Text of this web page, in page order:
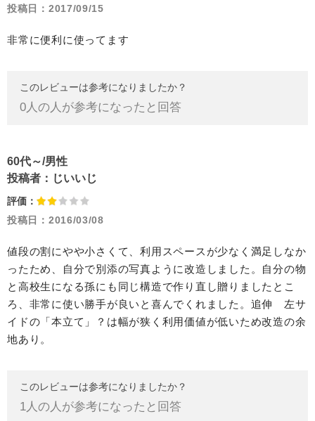
投稿日： 2017/09/15
非常に便利に使ってます
このレビューは参考になりましたか？
0 人の人が参考になったと回答
60代～/男性
投稿者： じいいじ
評価：
投稿日： 2016/03/08
値段の割にやや小さくて、利用スペースが少なく満足しなか
ったため、自分で別添の写真ように改造しました。自分の物
と高校生になる孫にも同じ構造で作り直し贈りましたとこ
ろ、非常に使い勝手が良いと喜んでくれました。追伸 左サ
イドの「本立て」？は幅が狭く利用価値が低いため改造の余
地あり。
このレビューは参考になりましたか？
1 人の人が参考になったと回答